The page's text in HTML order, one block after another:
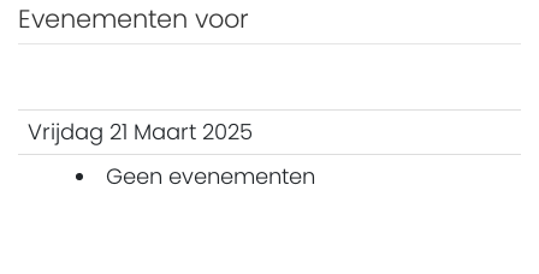
Evenementen voor
Vrijdag 21 Maart 2025
Geen evenementen